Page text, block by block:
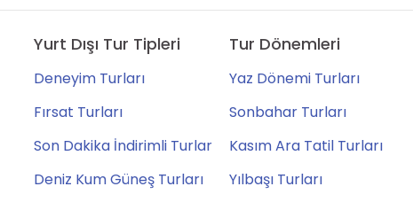
Yurt Dışı Tur Tipleri
Deneyim Turları
Fırsat Turları
Son Dakika İndirimli Turlar
Deniz Kum Güneş Turları
Tur Dönemleri
Yaz Dönemi Turları
Sonbahar Turları
Kasım Ara Tatil Turları
Yılbaşı Turları